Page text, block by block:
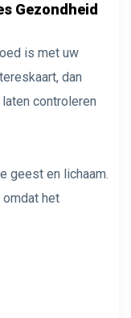
Gezondheid
is met uw
dan
controleren
geest en lichaam.
het